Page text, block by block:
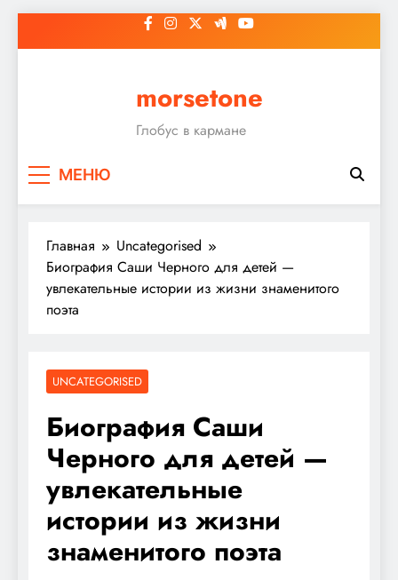
к
morsetone
Глобус в кармане
МЕНЮ
Главная
Uncategorised
Биография Саши Черного для детей —
увлекательные истории из жизни знаменитого
поэта
UNCATEGORISED
Биография Саши
Черного для детей —
увлекательные
истории из жизни
знаменитого поэта